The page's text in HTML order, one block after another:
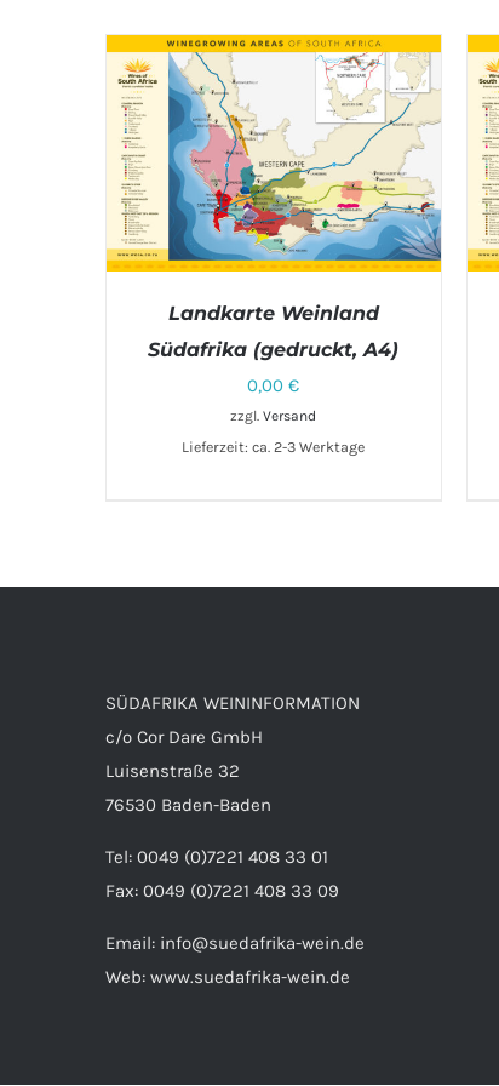
IN DEN WARENKORB
Landkarte Weinland
Südafrika (gedruckt, A4)
0,00€
zzgl.Versand
Lieferzeit: ca. 2-3 Werktage
SÜDAFRIKA WEININFORMATION
c/o Cor Dare GmbH
Luisenstraße 32
76530 Baden-Baden
Tel: 0049 (0)7221 408 33 01
Fax: 0049 (0)7221 408 33 09
Email: info@suedafrika-wein.de
Web: www.suedafrika-wein.de